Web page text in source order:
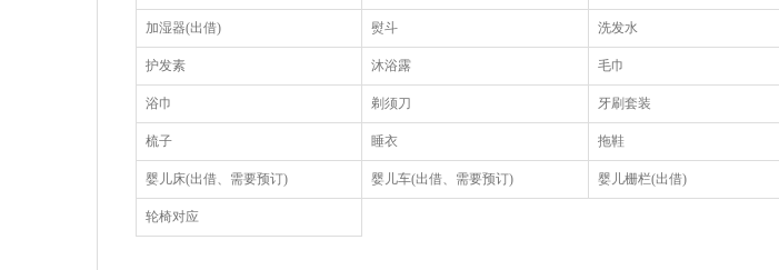
加湿器(出借) 熨斗 洗发水
护发素 沐浴露 毛巾
浴巾 剃须刀 牙刷套装
梳子 睡衣 拖鞋
婴儿床(出借、需要预订) 婴儿车(出借、需要预订) 婴儿栅栏(出借)
轮椅对应